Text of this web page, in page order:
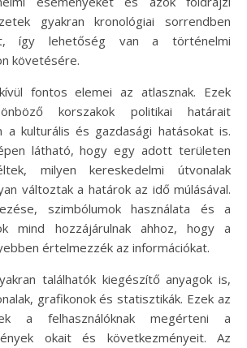
gyakran kronológiai sorrendben
így lehetőség van a történelmi
követésére.
fontos elemei az atlasznak. Ezek
korszakok politikai határait
a kulturális és gazdasági hatásokat is.
látható, hogy egy adott területen
milyen kereskedelmi útvonalak
változtak a határok az idő múlásával.
szimbólumok használata és a
mind hozzájárulnak ahhoz, hogy a
értelmezzék az információkat.
találhatók kiegészítő anyagok is,
grafikonok és statisztikák. Ezek az
a felhasználóknak megérteni a
okait és következményeit. Az